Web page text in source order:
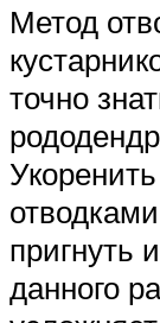
Метод
точно
пригнуть
данного